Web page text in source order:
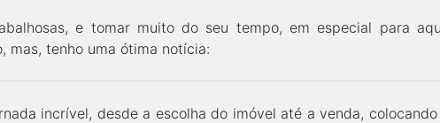
e tomar muito do seu tempo, em especial para
mas, tenho uma ótima notícia:
incrível, desde a escolha do imóvel até a venda,